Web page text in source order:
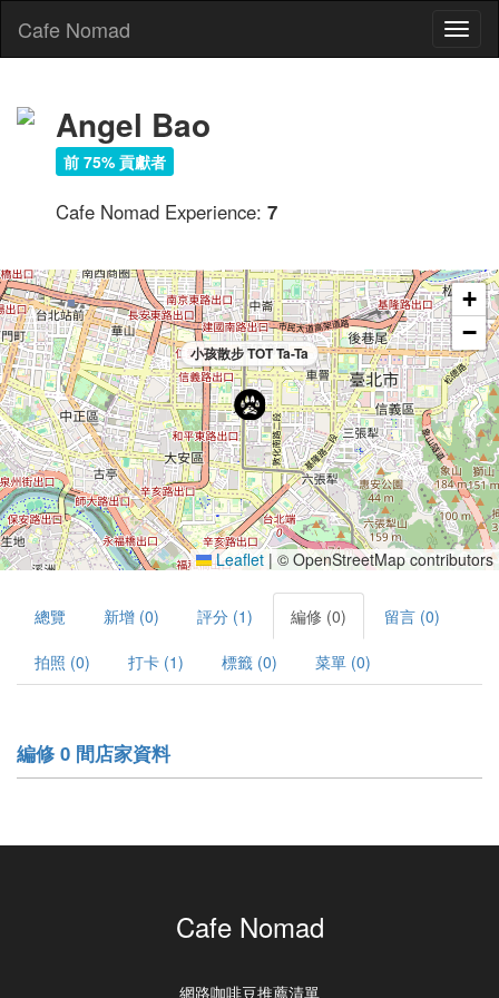
Cafe Nomad
Angel Bao
前 75% 貢獻者
Cafe Nomad Experience: 7
小孩散步 TOT Ta-Ta
+
−
Leaflet | © OpenStreetMap contributors
總覽 新增 (0) 評分 (1) 編修 (0) 留言 (0)
拍照 (0) 打卡 (1) 標籤 (0) 菜單 (0)
編修 0 間店家資料
Cafe Nomad
網路咖啡豆推薦清單